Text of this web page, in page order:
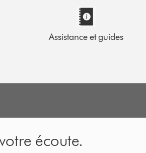
Assistance et guides
écoute.